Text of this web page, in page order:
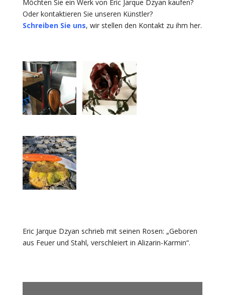
Möchten Sie ein Werk von Eric Jarque Dzyan kaufen?
Oder kontaktieren Sie unseren Künstler?
Schreiben Sie uns, wir stellen den Kontakt zu ihm her.
Eric Jarque Dzyan schrieb mit seinen Rosen: „Geboren
aus Feuer und Stahl, verschleiert in Alizarin-Karmin“.